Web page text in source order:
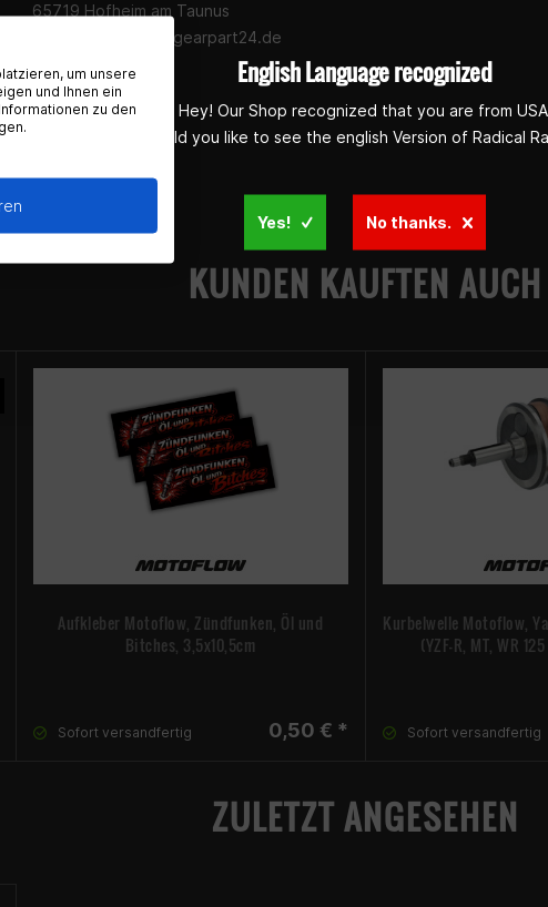
65719 Hofheim am Taunus
support@gearpart24.de
KUNDEN KAUFTEN AUCH
Aufkleber Motoflow, Zündfunken, Öl und
Bitches, 3,5x10,5cm
Sofort versandfertig 0,50 € *
Kurbelwelle Motoflow,
(YZF-R, MT, WR
Sofort versandfertig
ZULETZT ANGESEHEN
English Language recognized
Hey! Our Shop recognized that you are from
Would you like to see the english Version of Radical
Yes! No thanks.
um unsere
und Ihnen ein
zu den